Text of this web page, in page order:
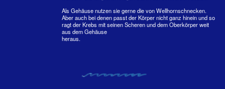
Erster Austausch von Zärtlichkeiten
Landeinsiedlerkrebse können sich begatten ohne ihr